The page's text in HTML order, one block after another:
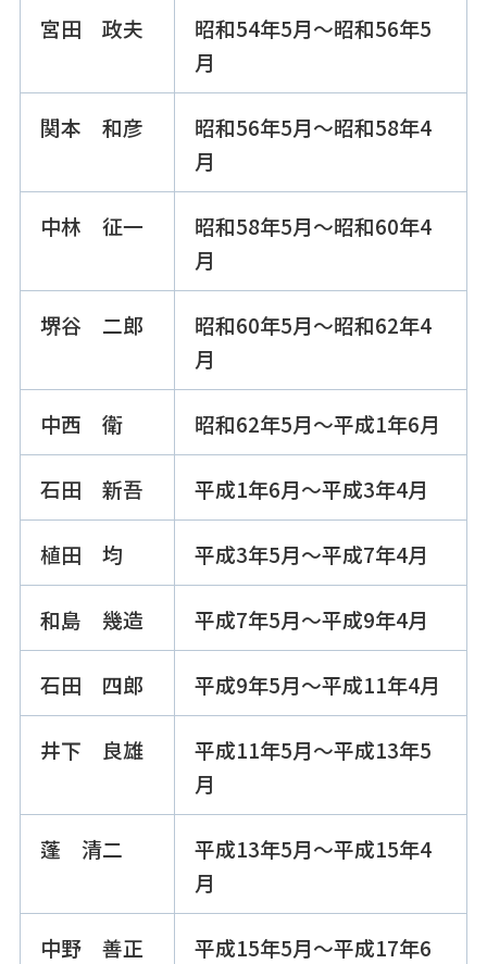
宮田 政夫
昭和54年5月～昭和56年5
月
関本 和彦
昭和56年5月～昭和58年4
月
中林 征一
昭和58年5月～昭和60年4
月
堺谷 二郎
昭和60年5月～昭和62年4
月
中西 衛 昭和62年5月～平成1年6月
石田 新吾 平成1年6月～平成3年4月
植田 均 平成3年5月～平成7年4月
和島 幾造 平成7年5月～平成9年4月
石田 四郎 平成9年5月～平成11年4月
井下 良雄
平成11年5月～平成13年5
月
蓬 清二
平成13年5月～平成15年4
月
中野 善正
平成15年5月～平成17年6